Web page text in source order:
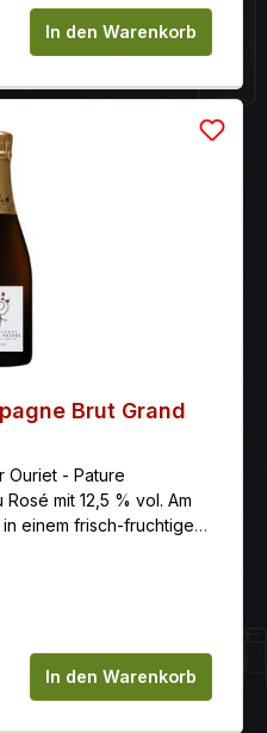
Gib den
In den Warenkorb
Brut Grand
Ouriet - Pature
mit 12,5 % vol. Am
einem frisch-fruchtigen
cremig und elegant.
Weindorf, gehaust
Lage befindet sich in
ist für seine
Weine weltweit
Ouriet-Pâture - Als
Gib den
In den Warenkorb